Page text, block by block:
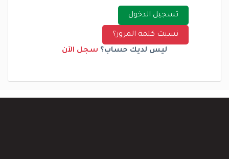
تسجيل الدخول
نسيت كلمة المرور؟
ليس لديك حساب؟ سجل الآن